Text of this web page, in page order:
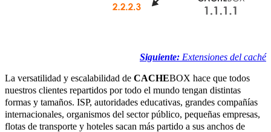
Siguiente: Extensiones del caché
La versatilidad y escalabilidad de CACHEBOX hace que todos
nuestros clientes repartidos por todo el mundo tengan distintas
formas y tamaños. ISP, autoridades educativas, grandes compañías
internacionales, organismos del sector público, pequeñas empresas,
flotas de transporte y hoteles sacan más partido a sus anchos de